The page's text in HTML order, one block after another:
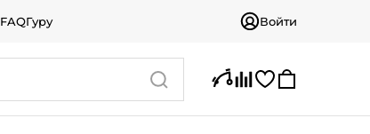
FAQГуру Войти